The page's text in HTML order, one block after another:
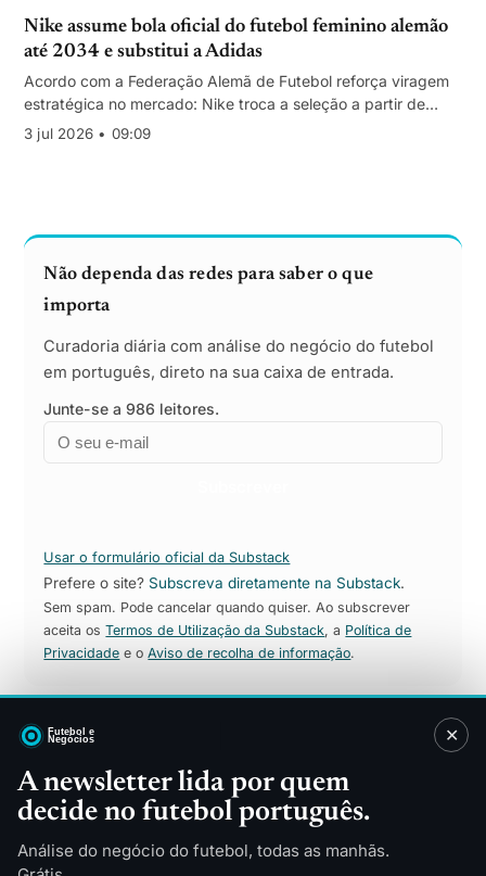
Nike assume bola oficial do futebol feminino alemão
até 2034 e substitui a Adidas
Acordo com a Federação Alemã de Futebol reforça viragem
estratégica no mercado: Nike troca a seleção a partir de
2027 e passa a fornecer a bola das principais provas
3 jul 2026 • 09:09
✕
A newsletter lida por quem
decide no futebol português.
Análise do negócio do futebol, todas as manhãs.
Não dependa das redes para saber o que
importa
Curadoria diária com análise do negócio do futebol
em português, direto na sua caixa de entrada.
Junte-se a 986 leitores.
Email
Empresa
Usar o formulário oficial da Substack
Prefere o site?Subscreva diretamente na Substack.
Sem spam. Pode cancelar quando quiser. Ao subscrever
aceita osTermos de Utilização da Substack, a Política de
Privacidade e oAviso de recolha de informação.
Sitemap
Direitos TV
Patrocínios
Merchandising
Finanças